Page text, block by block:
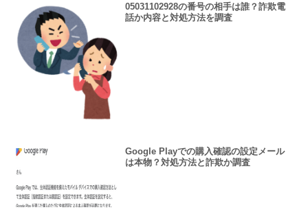
05031102928の番号の相手は誰？詐欺電
話か内容と対処方法を調査
Google Playでの購入確認の設定メール
は本物？対処方法と詐欺か調査